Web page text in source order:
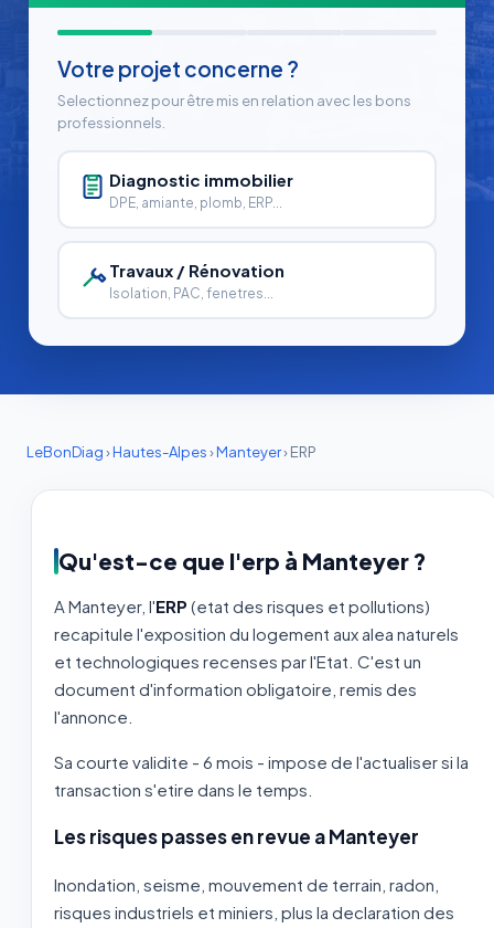
Votre projet concerne ?
Selectionnez pour être mis en relation avec les bons
professionnels.
Diagnostic immobilier
DPE, amiante, plomb, ERP...
Travaux / Rénovation
Isolation, PAC, fenetres...
LeBonDiag›Hautes-Alpes›Manteyer›ERP
Qu'est-ce que l'erp à Manteyer ?
A Manteyer, l'ERP (etat des risques et pollutions)
recapitule l'exposition du logement aux alea naturels
et technologiques recenses par l'Etat. C'est un
document d'information obligatoire, remis des
l'annonce.
Sa courte validite - 6 mois - impose de l'actualiser si la
transaction s'etire dans le temps.
Les risques passes en revue a Manteyer
Inondation, seisme, mouvement de terrain, radon,
risques industriels et miniers, plus la declaration des